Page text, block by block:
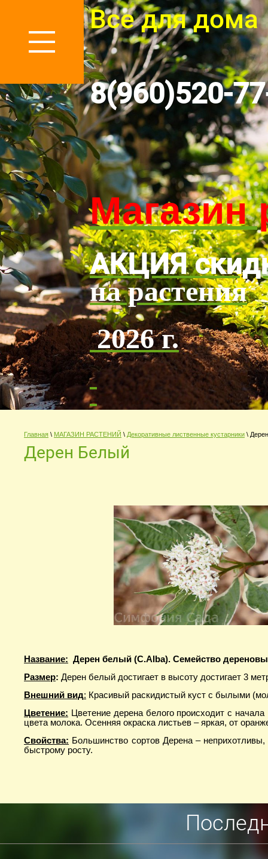
Все для дома
8(960)520-
Магазин
АКЦИЯ
на растения
2026 г.
Главная \ МАГАЗИН РАСТЕНИЙ \ Декоративные лиственные кустарники \
Дерен Белый
Название: Дерен белый (С.Alba). Семейство
Размер: Дерен белый достигает в высоту достигает 3
Внешний вид: Красивый раскидистый куст с былыми
Цветение: Цветение дерена белого происходит с
цвета молока. Осенняя окраска листьев – яркая, от
Свойства: Большинство сортов Дерена –
быстрому росту.